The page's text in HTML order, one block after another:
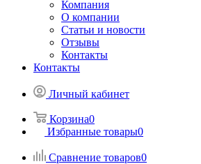
Компания
О компании
Статьи и новости
Отзывы
Контакты
Контакты
Личный кабинет
Корзина0
Избранные товары0
Сравнение товаров0